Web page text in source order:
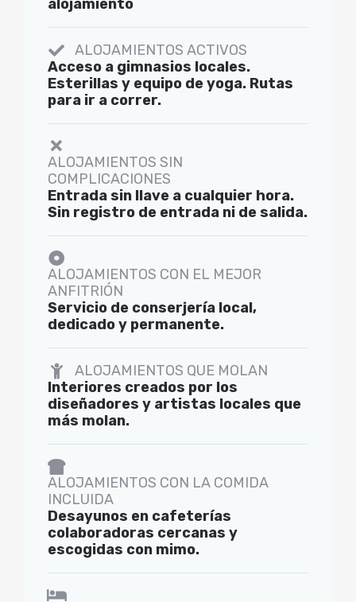
alojamiento
ALOJAMIENTOS ACTIVOS
Acceso a gimnasios locales.
Esterillas y equipo de yoga. Rutas
para ir a correr.
ALOJAMIENTOS SIN
COMPLICACIONES
Entrada sin llave a cualquier hora.
Sin registro de entrada ni de salida.
ALOJAMIENTOS CON EL MEJOR
ANFITRIÓN
Servicio de conserjería local,
dedicado y permanente.
ALOJAMIENTOS QUE MOLAN
Interiores creados por los
diseñadores y artistas locales que
más molan.
ALOJAMIENTOS CON LA COMIDA
INCLUIDA
Desayunos en cafeterías
colaboradoras cercanas y
escogidas con mimo.